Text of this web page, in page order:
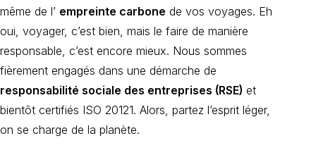
même de l’ empreinte carbone de vos voyages. Eh
oui, voyager, c’est bien, mais le faire de manière
responsable, c’est encore mieux. Nous sommes
fièrement engagés dans une démarche de
responsabilité sociale des entreprises (RSE) et
bientôt certifiés ISO 20121. Alors, partez l’esprit léger,
on se charge de la planète.